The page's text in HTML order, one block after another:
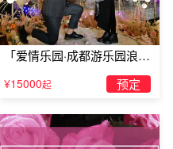
「爱情乐园·成都游乐园浪漫
求婚」
¥15000起 预定